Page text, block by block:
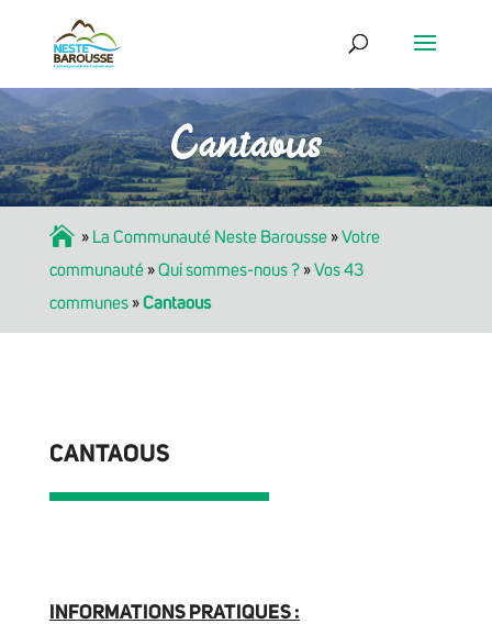
Cantaous
Accueil » La Communauté Neste Barousse»Votre
communauté»Qui sommes-nous ?»Vos 43
communes»Cantaous
CANTAOUS
INFORMATIONS PRATIQUES :